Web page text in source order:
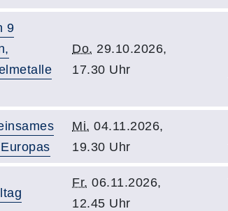
9
Do. 29.10.2026,
17.30 Uhr
Mi. 04.11.2026,
19.30 Uhr
Fr. 06.11.2026,
12.45 Uhr